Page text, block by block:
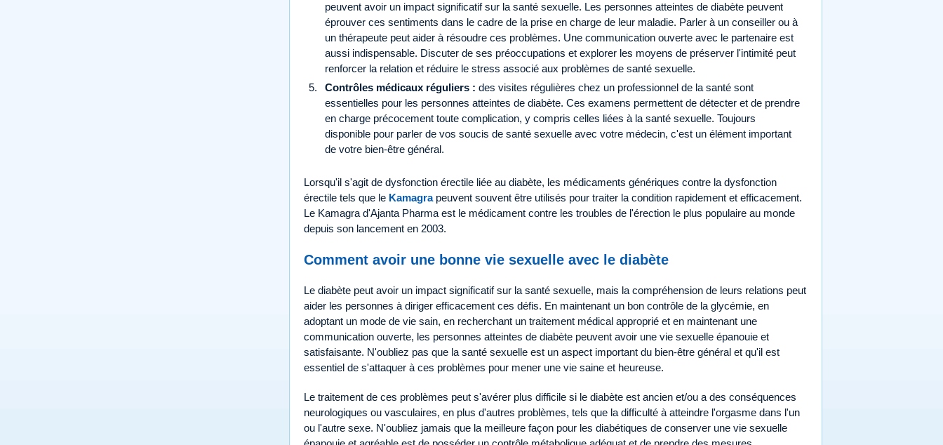
peuvent avoir un impact significatif sur la santé sexuelle. Les personnes atteintes de diabète peuvent
éprouver ces sentiments dans le cadre de la prise en charge de leur maladie. Parler à un conseiller ou à
un thérapeute peut aider à résoudre ces problèmes. Une communication ouverte avec le partenaire est
aussi indispensable. Discuter de ses préoccupations et explorer les moyens de préserver l'intimité peut
renforcer la relation et réduire le stress associé aux problèmes de santé sexuelle.
Contrôles médicaux réguliers : des visites régulières chez un professionnel de la santé sont
essentielles pour les personnes atteintes de diabète. Ces examens permettent de détecter et de prendre
en charge précocement toute complication, y compris celles liées à la santé sexuelle. Toujours
disponible pour parler de vos soucis de santé sexuelle avec votre médecin, c'est un élément important
de votre bien-être général.
Lorsqu'il s'agit de dysfonction érectile liée au diabète, les médicaments génériques contre la dysfonction
érectile tels que le Kamagrapeuvent souvent être utilisés pour traiter la condition rapidement et efficacement.
Le Kamagra d'Ajanta Pharma est le médicament contre les troubles de l'érection le plus populaire au monde
depuis son lancement en 2003.
Comment avoir une bonne vie sexuelle avec le diabète
Le diabète peut avoir un impact significatif sur la santé sexuelle, mais la compréhension de leurs relations peut
aider les personnes à diriger efficacement ces défis. En maintenant un bon contrôle de la glycémie, en
adoptant un mode de vie sain, en recherchant un traitement médical approprié et en maintenant une
communication ouverte, les personnes atteintes de diabète peuvent avoir une vie sexuelle épanouie et
satisfaisante. N'oubliez pas que la santé sexuelle est un aspect important du bien-être général et qu'il est
essentiel de s'attaquer à ces problèmes pour mener une vie saine et heureuse.
Le traitement de ces problèmes peut s'avérer plus difficile si le diabète est ancien et/ou a des conséquences
neurologiques ou vasculaires, en plus d'autres problèmes, tels que la difficulté à atteindre l'orgasme dans l'un
ou l'autre sexe. N'oubliez jamais que la meilleure façon pour les diabétiques de conserver une vie sexuelle